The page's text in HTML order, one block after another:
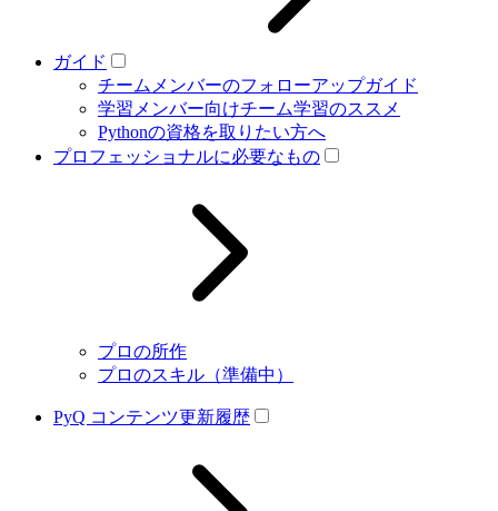
ガイド
チームメンバーのフォローアップガイド
学習メンバー向けチーム学習のススメ
Pythonの資格を取りたい方へ
プロフェッショナルに必要なもの
プロの所作
プロのスキル（準備中）
PyQ コンテンツ更新履歴